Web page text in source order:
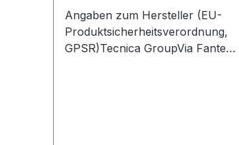
Angaben zum Hersteller (EU-
Produktsicherheitsverordnung,
GPSR)Tecnica GroupVia Fante